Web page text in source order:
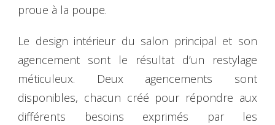
proue à la poupe.
Le design intérieur du salon principal et son
agencement sont le résultat d’un restylage
méticuleux. Deux agencements sont
disponibles, chacun créé pour répondre aux
différents besoins exprimés par les